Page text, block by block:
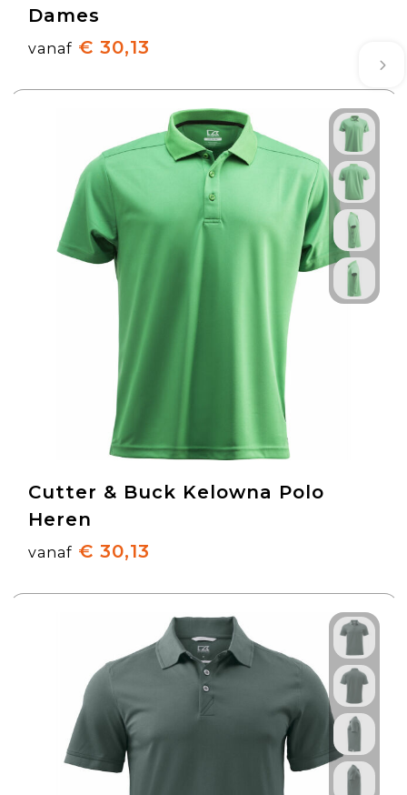
Dames
vanaf € 30,13
Cutter & Buck Kelowna Polo
Heren
vanaf € 30,13